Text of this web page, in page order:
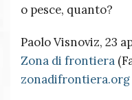
o pesce, quanto?
Paolo Visnoviz, 23
Zona di frontiera
zonadifrontiera.org